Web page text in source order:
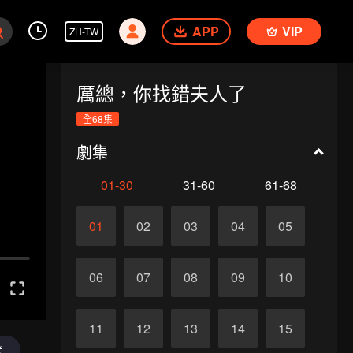
ZH-TW APP VIP
厲總，你找錯夫人了
全68集
劇集
01-30 31-60 61-68
01 02 03 04 05
06 07 08 09 10
11 12 13 14 15